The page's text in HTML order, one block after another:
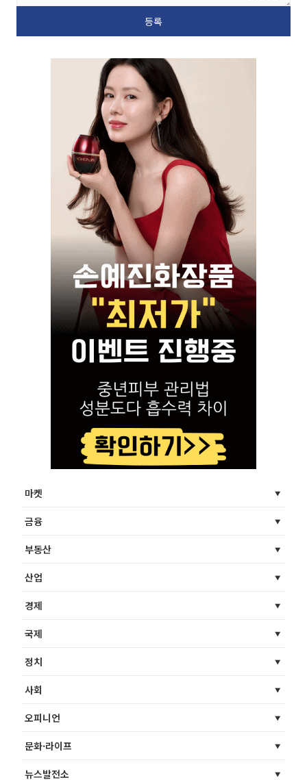
마켓
금융
부동산
산업
경제
국제
정치
사회
오피니언
문화·라이프
뉴스발전소